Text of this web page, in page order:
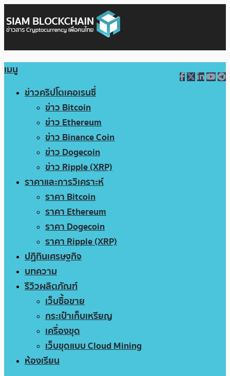
เมนู
ข่าวคริปโตเคอเรนซี่
ข่าว Bitcoin
ข่าว Ethereum
ข่าว Binance Coin
ข่าว Dogecoin
ข่าว Ripple (XRP)
ราคาและการวิเคราะห์
ราคา Bitcoin
ราคา Ethereum
ราคา Dogecoin
ราคา Ripple (XRP)
ปฏิทินเศรษฐกิจ
บทความ
รีวิวผลิตภัณฑ์
เว็บซื้อขาย
กระเป๋าเก็บเหรียญ
เครื่องขุด
เว็บขุดแบบ Cloud Mining
ห้องเรียน